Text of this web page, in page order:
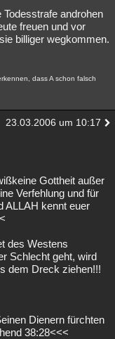
androhen
freuen und vor
billiger wegkommen.
dass A schon falsch
23.03.2006 um 10:17
Gottheit außer
Verfehlung und für
ALLAH kennt euer
des Westens
Schlecht geht, wird
dem Dreck ziehen!!!
Dienern fürchten
38:28<<<